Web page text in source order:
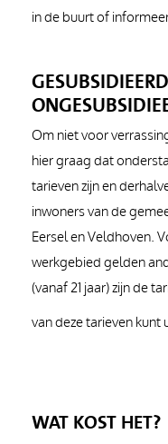
in de buurt of
Om niet voor
hier graag dat
tarieven zijn en
inwoners van de
Eersel en Veldhoven.
werkgebied gelden
(vanaf 21 jaar) zijn de
van deze tarieven kunt
WAT KOST HET?